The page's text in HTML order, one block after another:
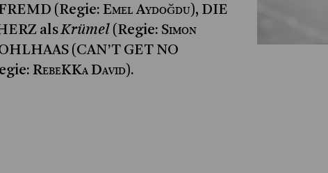
(Regie: Emel Aydoğdu), DIE
alsKrümel (Regie: Simon
(CAN’T GET NO
RebeKKa David).